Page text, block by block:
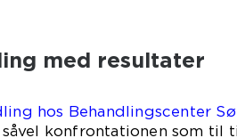
med resultater
hos Behandlingscenter
konfrontationen som til